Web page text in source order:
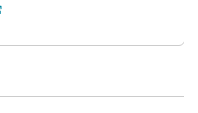
(ouverture dans un nouvel onglet)